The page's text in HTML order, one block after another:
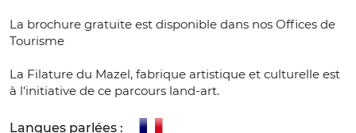
La brochure gratuite est disponible dans nos Offices de
Tourisme
La Filature du Mazel, fabrique artistique et culturelle est
à l'initiative de ce parcours land-art.
Langues parlées :